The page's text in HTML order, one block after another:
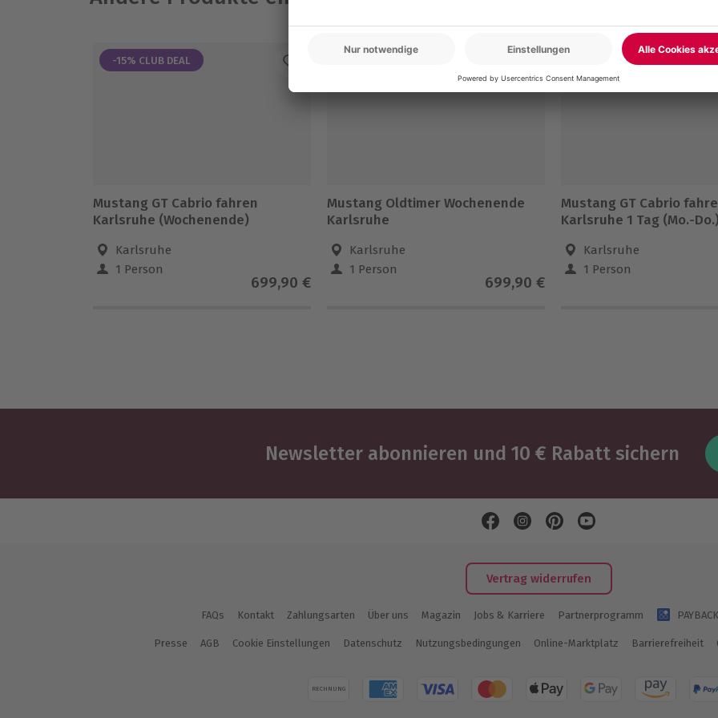
-15% CLUB DEAL
Mustang GT Cabrio fahren
Karlsruhe (Wochenende)
Karlsruhe
1 Person
699,90 €
Mustang Oldtimer Wochenende
Karlsruhe
Karlsruhe
1 Person
699,90 €
-15% CLUB DEAL
Mustang GT Cabrio
Karlsruhe 1 Tag (Mo.-Do.)
Karlsruhe
1 Person
Newsletter abonnieren und 10 € Rabatt sichern
Vertrag widerrufen
FAQs Kontakt Zahlungsarten Über uns Magazin Jobs & Karriere Partnerprogramm PAYBACK
Presse AGB Cookie Einstellungen Datenschutz Nutzungsbedingungen Online-Marktplatz Barrierefreiheit
RECHNUNG